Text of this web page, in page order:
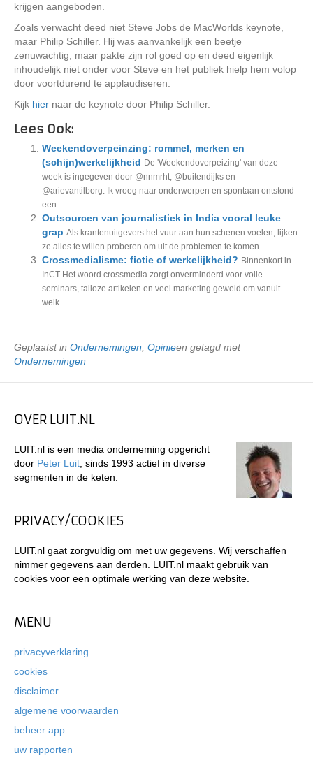
krijgen aangeboden.
Zoals verwacht deed niet Steve Jobs de MacWorlds keynote,
maar Philip Schiller. Hij was aanvankelijk een beetje
zenuwachtig, maar pakte zijn rol goed op en deed eigenlijk
inhoudelijk niet onder voor Steve en het publiek hielp hem volop
door voortdurend te applaudiseren.
Kijk hier naar de keynote door Philip Schiller.
Lees Ook:
Weekendoverpeinzing: rommel, merken en
(schijn)werkelijkheid De 'Weekendoverpeizing' van deze
week is ingegeven door @nnmrht, @buitendijks en
@arievantilborg. Ik vroeg naar onderwerpen en spontaan ontstond
een...
Outsourcen van journalistiek in India vooral leuke
grap Als krantenuitgevers het vuur aan hun schenen voelen, lijken
ze alles te willen proberen om uit de problemen te komen....
Crossmedialisme: fictie of werkelijkheid? Binnenkort in
InCT Het woord crossmedia zorgt onverminderd voor volle
seminars, talloze artikelen en veel marketing geweld om vanuit
welk...
Geplaatst in Ondernemingen Opinieen getagd met
Ondernemingen
OVER LUIT.NL
LUIT.nl is een media onderneming opgericht
door Peter Luit , sinds 1993 actief in diverse
segmenten in de keten.
PRIVACY/COOKIES
LUIT.nl gaat zorgvuldig om met uw gegevens. Wij verschaffen
nimmer gegevens aan derden. LUIT.nl maakt gebruik van
cookies voor een optimale werking van deze website.
MENU
privacyverklaring
cookies
disclaimer
algemene voorwaarden
beheer app
uw rapporten